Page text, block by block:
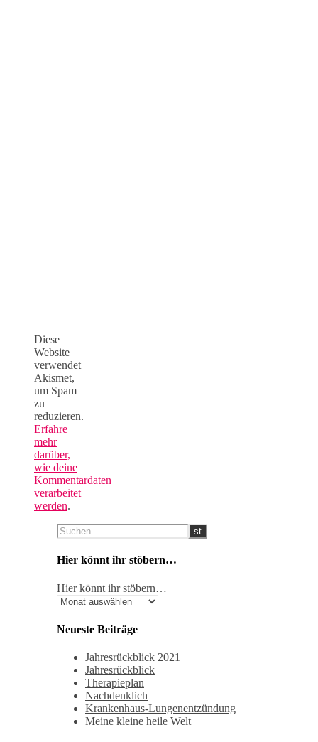
Diese
Website
verwendet
Akismet,
um Spam
zu
reduzieren.
Erfahre
mehr
darüber,
wie deine
Kommentardaten
verarbeitet
werden.
Hier könnt ihr stöbern…
Hier könnt ihr stöbern…
Neueste Beiträge
Jahresrückblick 2021
Jahresrückblick
Therapieplan
Nachdenklich
Krankenhaus-Lungenentzündung
Meine kleine heile Welt